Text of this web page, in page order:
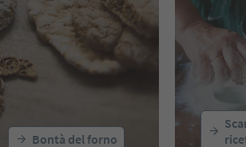
Bontà del forno